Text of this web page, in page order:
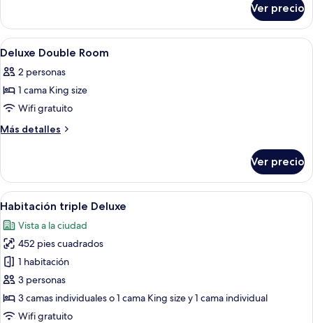
Room
Four-
person
Room
Ver precio
Abrir
todas
las
fotos
de
Deluxe
Una habitación de hotel con una
6
Deluxe Double Room
2 personas
1 cama King size
Wifi gratuito
Más detalles
Más
Double
Room
Ver precio
Abrir
todas
las
fotos
de
Habitación
triple
Deluxe
Habitación de hotel con dos camas,
5
Habitación triple Deluxe
Vista a la ciudad
452 pies cuadrados
1 habitación
3 personas
3 camas individuales o 1 cama King size y 1 cama individual
Wifi gratuito